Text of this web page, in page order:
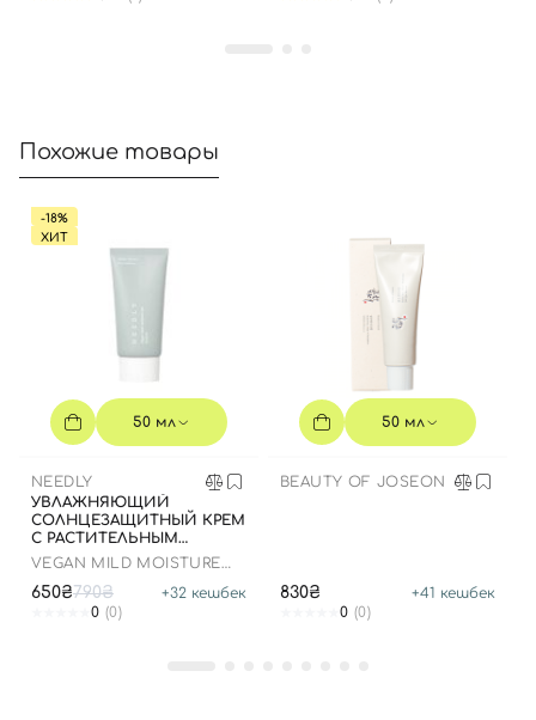
Похожие товары
-18%
ХИТ
50 мл
NEEDLY
УВЛАЖНЯЮЩИЙ
СОЛНЦЕЗАЩИТНЫЙ КРЕМ
С РАСТИТЕЛЬНЫМ
СКВАЛАНОМ, 50 МЛ
VEGAN MILD MOISTURE
650₴790₴ +32 кешбек
0 (0)
50 мл
BEAUTY OF JOSEON
830₴ +41 кешбек
0 (0)
Вход
Номер телефона
Отправляя форму для авторизации/регистрации, вы
Пользовательские соглашения
Войти с помощью e-mail